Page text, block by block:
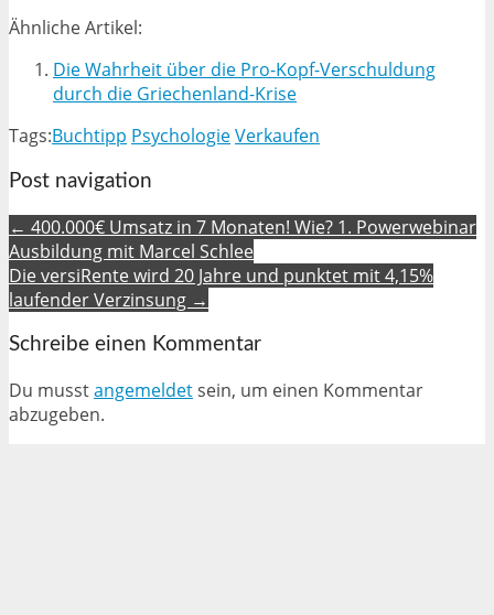
Ähnliche Artikel:
Die Wahrheit über die Pro-Kopf-Verschuldung
durch die Griechenland-Krise
Tags:Buchtipp PsychologieVerkaufen
Post navigation
← 400.000€ Umsatz in 7 Monaten! Wie? 1. Powerwebinar
Ausbildung mit Marcel Schlee
Die versiRente wird 20 Jahre und punktet mit 4,15%
laufender Verzinsung →
Schreibe einen Kommentar
Du musstangemeldetsein, um einen Kommentar
abzugeben.